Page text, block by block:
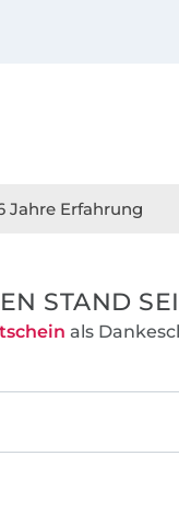
Näh-
Jahre Erfahrung
STAND
als